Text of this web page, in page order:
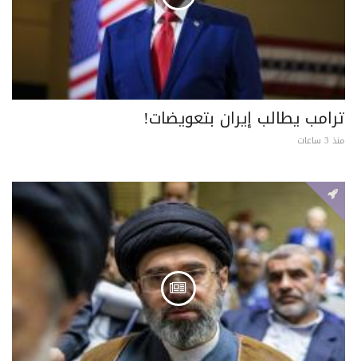
ترامب يطالب إيران بتعويضات!
منذ 3 ساعات